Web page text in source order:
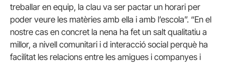
treballar en equip, la clau va ser pactar un horari per
poder veure les matèries amb ella i amb l’escola”. “En el
nostre cas en concret la nena ha fet un salt qualitatiu a
millor, a nivell comunitari i d interacció social perquè ha
facilitat les relacions entre les amigues i companyes i